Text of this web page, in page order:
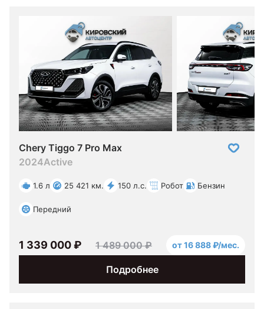
Chery Tiggo 7 Pro Max
2024Active
1.6 л 25 421 км. 150 л.с. Робот Бензин
Передний
Подробнее
1 339 000 ₽ 1 489 000 ₽ от 16 888 ₽/мес.